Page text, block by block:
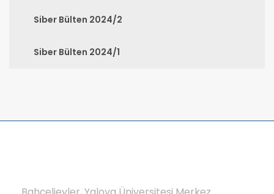
Siber Bülten 2024/2
Siber Bülten 2024/1